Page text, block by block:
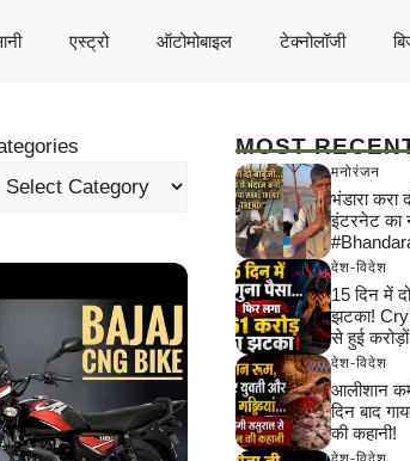
एस्ट्रो ऑटोमोबाइल टेक्नोलॉजी
MOST
मनोरंजन
भंडारा करा
इंटरनेट का
देश-विदेश
15 दिन में
झटका!
से हुई
देश-विदेश
आलीशान
दिन बाद
की कहानी!